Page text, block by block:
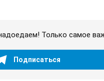
Только самое
Подписаться